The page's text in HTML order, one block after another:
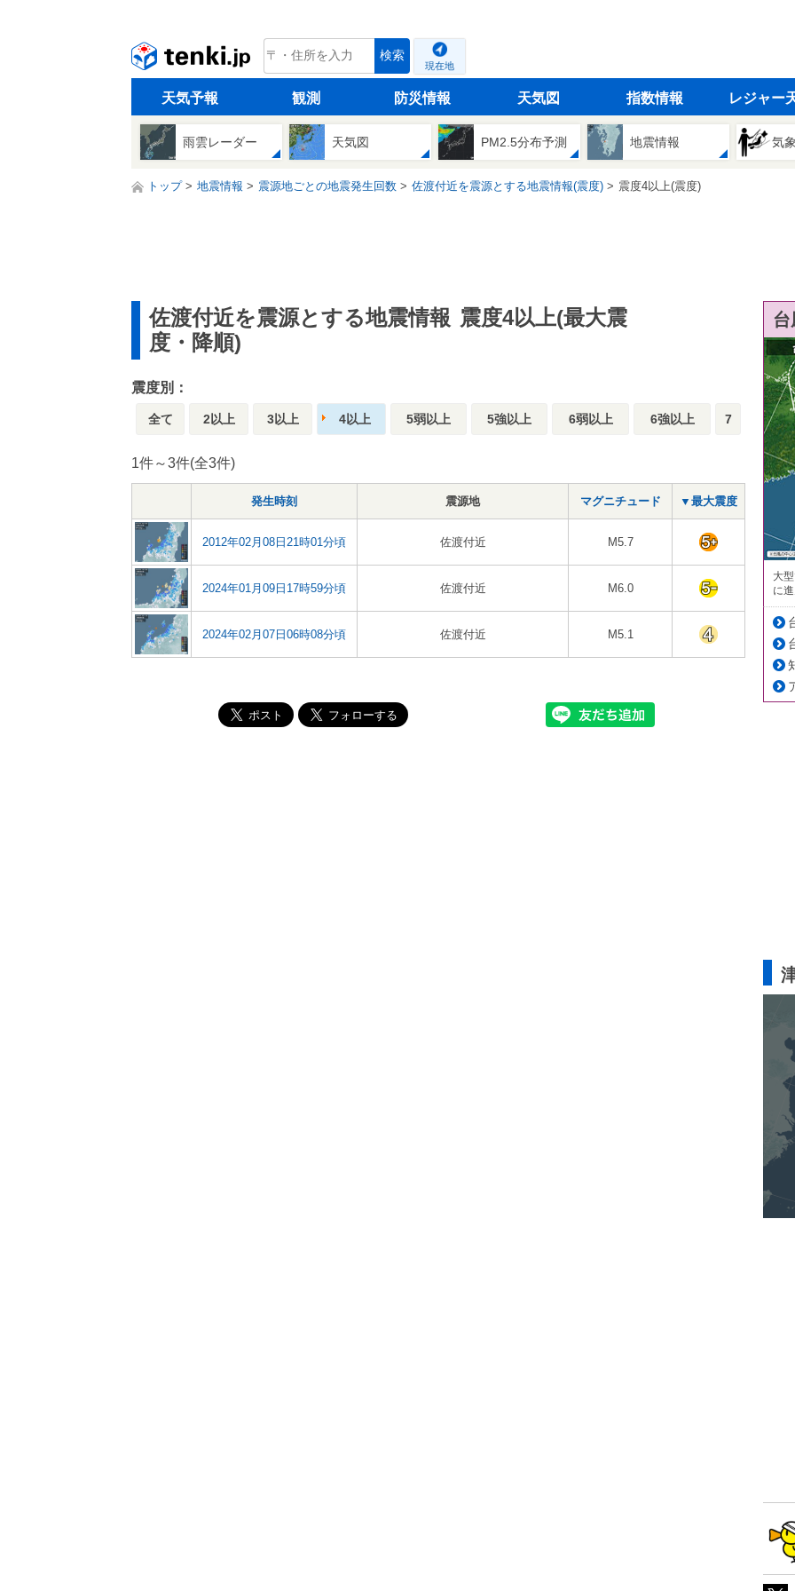
tenki.jp 検索
現在地
天気予報 観測 防災情報 天気図 指数情報 レジャー
雨雲レーダー 天気図 PM2.5分布予測 地震情報 気
トップ 地震情報 震源地ごとの地震発生回数 佐渡付近を震源とする地震情報(震度) 震度4以上(震度)
佐渡付近を震源とする地震情報 震度4以上(最大震
度・降順)
震度別：
全て 2以上 3以上 4以上 5弱以上 5強以上 6弱以上 6強以上 7
1件～3件(全3件)
発生時刻 震源地 マグニチュード ▼最大震度
2012年02月08日21時01分頃 佐渡付近 M5.7
2024年01月09日17時59分頃 佐渡付近 M6.0
2024年02月07日06時08分頃 佐渡付近 M5.1
大
に